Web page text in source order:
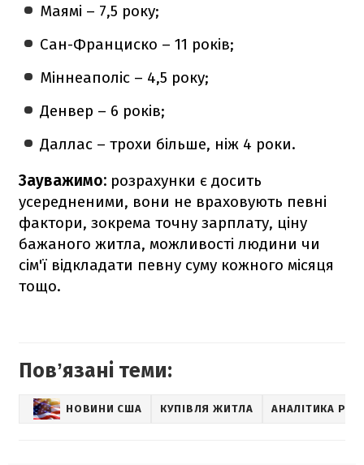
Маямі – 7,5 року;
Сан-Франциско – 11 років;
Міннеаполіс – 4,5 року;
Денвер – 6 років;
Даллас – трохи більше, ніж 4 роки.
Зауважимо: розрахунки є досить
усередненими, вони не враховують певні
фактори, зокрема точну зарплату, ціну
бажаного житла, можливості людини чи
сім'ї відкладати певну суму кожного місяця
тощо.
Повʼязані теми:
НОВИНИ США КУПІВЛЯ ЖИТЛА АНАЛІТИКА